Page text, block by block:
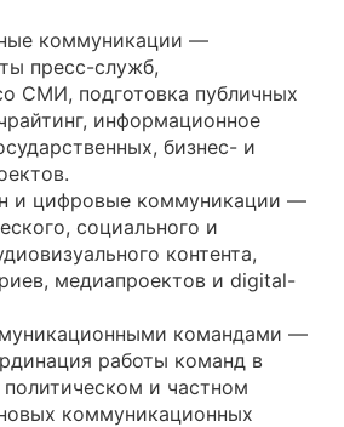
коммуникации —
пресс-служб,
СМИ, подготовка публичных
информационное
бизнес- и
и цифровые коммуникации —
социального и
контента,
медиапроектов и digital-
командами —
работы команд в
политическом и частном
коммуникационных